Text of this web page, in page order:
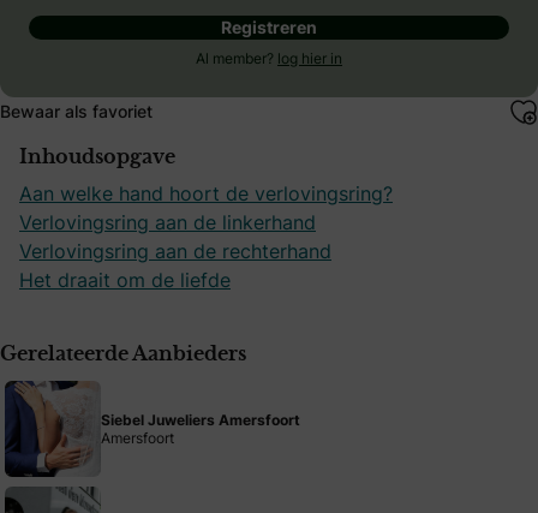
Registreren
Al member? log hier in
Bewaar als favoriet
Inhoudsopgave
Aan welke hand hoort de verlovingsring?
Verlovingsring aan de linkerhand
Verlovingsring aan de rechterhand
Het draait om de liefde
Gerelateerde Aanbieders
Siebel Juweliers Amersfoort
Amersfoort